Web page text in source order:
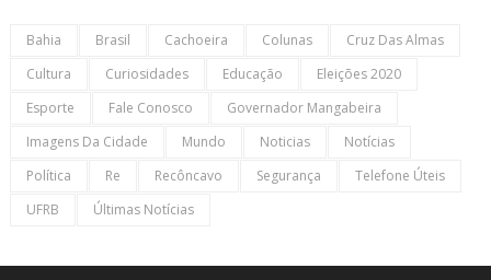
Bahia Brasil Cachoeira Colunas
Cruz Das Almas
Cultura
Curiosidades Educação
Eleições 2020
Esporte
Fale Conosco
Governador Mangabeira
Imagens Da Cidade
Mundo Noticias
Notícias
Política
Re Recôncavo Segurança
Telefone Úteis
UFRB
Últimas Notícias